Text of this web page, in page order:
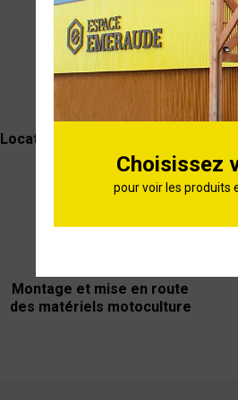
pièces
Location de véhicule utilitaire
ou remorque
Montage et mise en route
des matériels motoculture
Choisissez
pour voir les produits